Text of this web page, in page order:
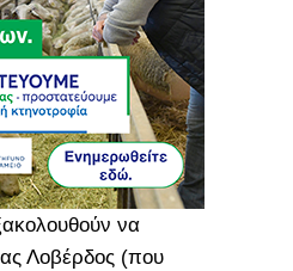
να
Λοβέρδος (που